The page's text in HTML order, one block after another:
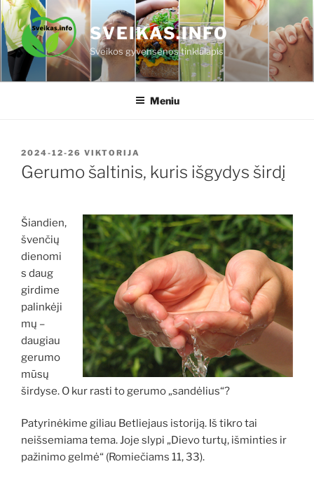
Eiti
prie
turinio
SVEIKAS.INFO
Sveikos gyvensenos tinklalapis
Meniu
PASKELBTA
2024-12-26 VIKTORIJA
Gerumo šaltinis, kuris išgydys širdį
Šiandien,
švenčių
dienomi
s daug
girdime
palinkėji
mų –
daugiau
gerumo
mūsų
širdyse. O kur rasti to gerumo „sandėlius“?
Patyrinėkime giliau Betliejaus istoriją. Iš tikro tai
neišsemiama tema. Joje slypi „Dievo turtų, išminties ir
pažinimo gelmė“ (Romiečiams 11, 33).